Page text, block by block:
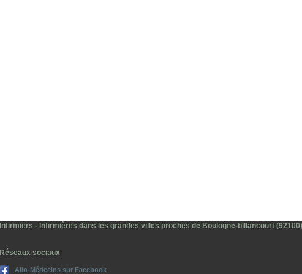
Infirmiers - Infirmières dans les grandes villes proches de Boulogne-billancourt (92100)
Réseaux sociaux
Allo-Médecins sur Facebook